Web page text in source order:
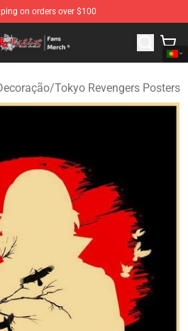
on orders over $100
- Official Tokyo Revengers
/Tokyo Revengers Posters